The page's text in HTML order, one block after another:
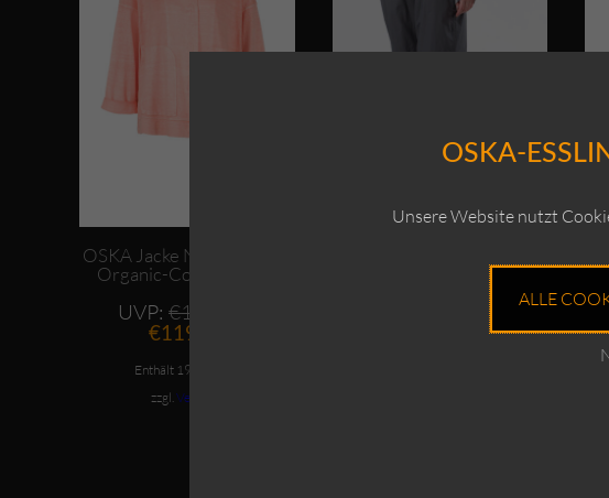
OSKA Jacke Neta / Hemp-
Organic-Cotton-Blend
UVP: €179,00
€119,00
Enthält 19% MwSt.
zzgl.Versand
179,00
Preis
Aktueller
OSKA-
Unsere Website nutzt
ALLE